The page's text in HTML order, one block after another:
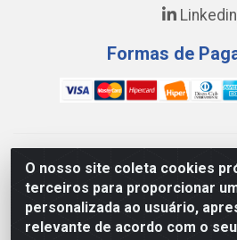
O nosso site coleta cookies
terceiros para proporcionar
personalizada ao usuário,
relevante de acordo com o
Linkedin
Formas de
WING DISTRIBUIDORA COMÉRCIO E
DE CONSTRUÇÕES LTDA - AV.
PATRÍCIA GOMES, CAUCAIA/CE -
17.523.384/